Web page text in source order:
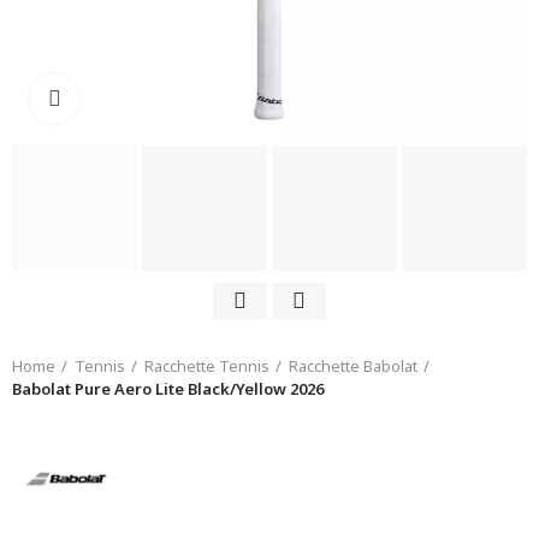
Home Tennis Racchette Tennis
Racchette Babolat
Babolat Pure Aero Lite Black/Yellow 2026